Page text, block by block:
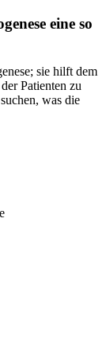
eine so
sie hilft dem
Patienten zu
was die